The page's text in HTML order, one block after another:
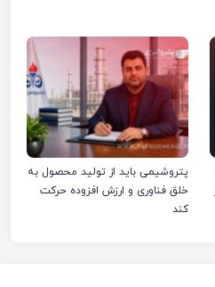
پتروشیمی باید از تولید محصول به
خلق فناوری و ارزش افزوده حرکت
کند